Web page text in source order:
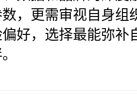
，更需审视自身
好，选择最能弥